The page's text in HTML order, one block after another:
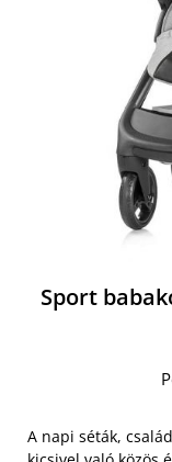
Sport
A napi séták,